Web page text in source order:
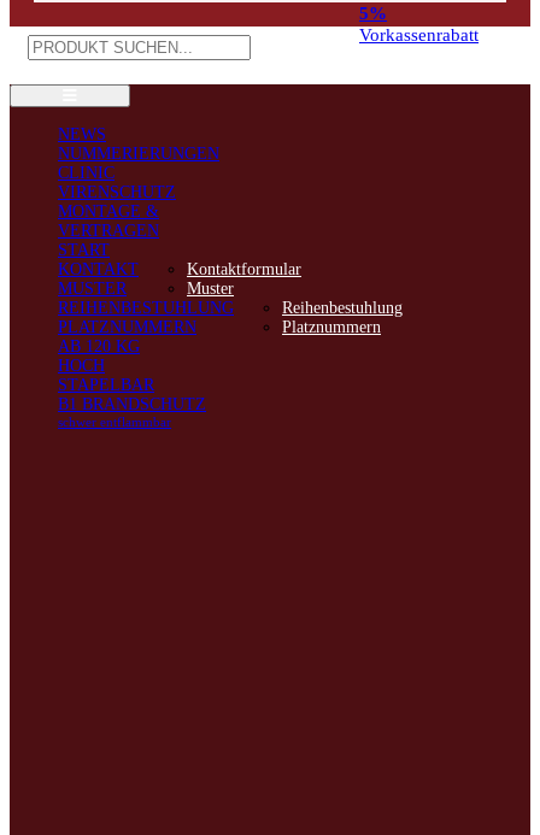
5%
Vorkassenrabatt
NEWS
NUMMERIERUNGEN
CLINIC
VIRENSCHUTZ
MONTAGE &
VERTRAGEN
START
KONTAKT
MUSTER
Kontaktformular
Muster
REIHENBESTUHLUNG
PLATZNUMMERN
Reihenbestuhlung
Platznummern
AB 120 KG
HOCH
STAPELBAR
B1 BRANDSCHUTZ
schwer entflammbar